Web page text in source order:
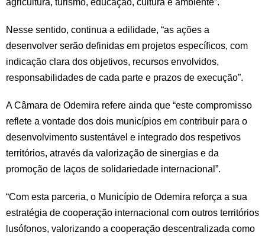
agricultura, turismo, educação, cultura e ambiente”.
Nesse sentido, continua a edilidade, “as ações a
desenvolver serão definidas em projetos específicos, com
indicação clara dos objetivos, recursos envolvidos,
responsabilidades de cada parte e prazos de execução”.
A Câmara de Odemira refere ainda que “este compromisso
reflete a vontade dos dois municípios em contribuir para o
desenvolvimento sustentável e integrado dos respetivos
territórios, através da valorização de sinergias e da
promoção de laços de solidariedade internacional”.
“Com esta parceria, o Município de Odemira reforça a sua
estratégia de cooperação internacional com outros territórios
lusófonos, valorizando a cooperação descentralizada como